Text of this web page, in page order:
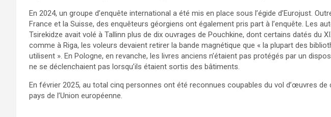
En 2024, un groupe d’enquête international a été mis en place sous l’égide d’Eurojust.
France et la Suisse, des enquêteurs géorgiens ont également pris part à l’enquête. Les
Tsirekidze avait volé à Tallinn plus de dix ouvrages de Pouchkine, dont certains datés du
comme à Riga, les voleurs devaient retirer la bande magnétique que « la plupart des
utilisent ». En Pologne, en revanche, les livres anciens n’étaient pas protégés par un
ne se déclenchaient pas lorsqu’ils étaient sortis des bâtiments.
En février 2025, au total cinq personnes ont été reconnues coupables du vol d’œuvres
pays de l’Union européenne.